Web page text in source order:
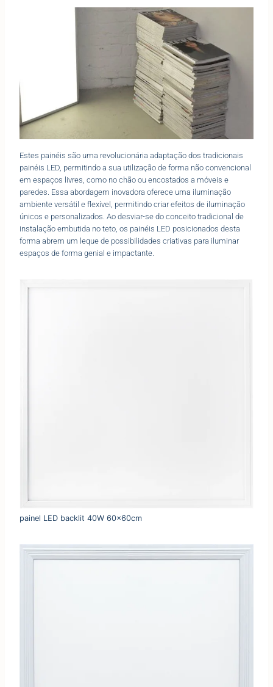
Estes painéis são uma revolucionária adaptação dos tradicionais
painéis LED, permitindo a sua utilização de forma não convencional
em espaços livres, como no chão ou encostados a móveis e
paredes. Essa abordagem inovadora oferece uma iluminação
ambiente versátil e flexível, permitindo criar efeitos de iluminação
únicos e personalizados. Ao desviar-se do conceito tradicional de
instalação embutida no teto, os painéis LED posicionados desta
forma abrem um leque de possibilidades criativas para iluminar
espaços de forma genial e impactante.
painel LED backlit 40W 60x60cm